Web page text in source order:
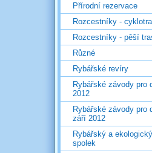
Přírodní rezervace
Rozcestníky -
Rozcestníky - pěší
Různé
Rybářské revíry
Rybářské závody pro
2012
Rybářské závody pro
září 2012
Rybářský a ekologický
spolek